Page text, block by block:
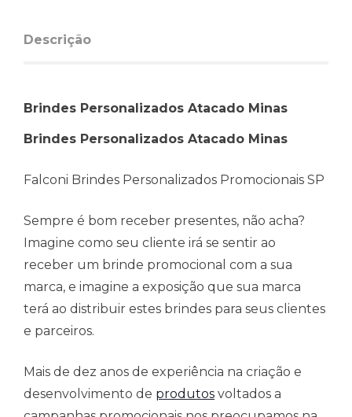
Descrição
Brindes Personalizados Atacado Minas
Brindes Personalizados Atacado Minas
Falconi Brindes Personalizados Promocionais SP
Sempre é bom receber presentes, não acha?
Imagine como seu cliente irá se sentir ao
receber um brinde promocional com a sua
marca, e imagine a exposição que sua marca
terá ao distribuir estes brindes para seus clientes
e parceiros.
Mais de dez anos de experiência na criação e
desenvolvimento de produtos voltados a